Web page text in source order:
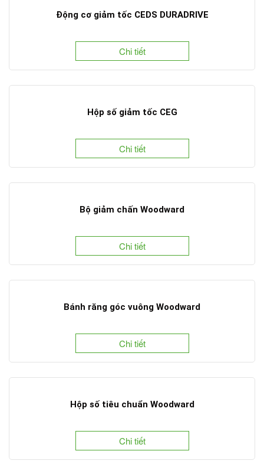
Động cơ giảm tốc CEDS DURADRIVE
Chi tiết
Hộp số giảm tốc CEG
Chi tiết
Bộ giảm chấn Woodward
Chi tiết
Bánh răng góc vuông Woodward
Chi tiết
Hộp số tiêu chuẩn Woodward
Chi tiết